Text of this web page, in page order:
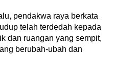
pendakwa raya berkata
telah terdedah kepada
dan ruangan yang sempit,
berubah-ubah dan